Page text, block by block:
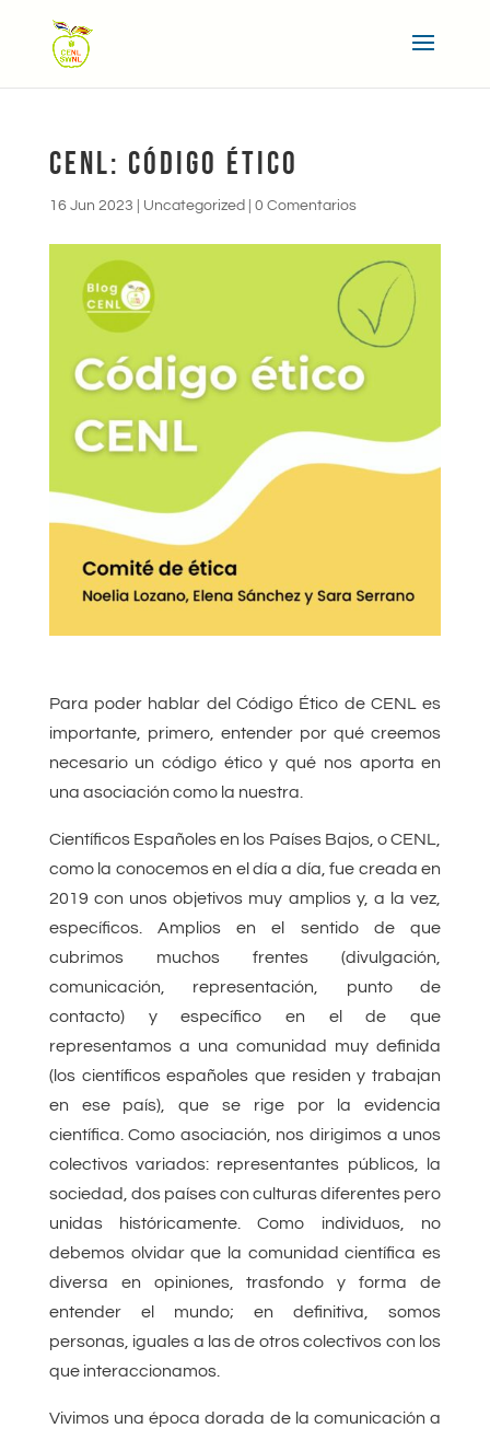
CENL: CÓDIGO ÉTICO
16 Jun 2023 Uncategorized 0 Comentarios
Para poder hablar del Código Ético de CENL es
importante, primero, entender por qué creemos
necesario un código ético y qué nos aporta en
una asociación como la nuestra.
Científicos Españoles en los Países Bajos, o CENL,
como la conocemos en el día a día, fue creada en
2019 con unos objetivos muy amplios y, a la vez,
específicos. Amplios en el sentido de que
cubrimos muchos frentes (divulgación,
comunicación, representación, punto de
contacto) y específico en el de que
representamos a una comunidad muy definida
(los científicos españoles que residen y trabajan
en ese país), que se rige por la evidencia
científica. Como asociación, nos dirigimos a unos
colectivos variados: representantes públicos, la
sociedad, dos países con culturas diferentes pero
unidas históricamente. Como individuos, no
debemos olvidar que la comunidad científica es
diversa en opiniones, trasfondo y forma de
entender el mundo; en definitiva, somos
personas, iguales a las de otros colectivos con los
que interaccionamos.
Vivimos una época dorada de la comunicación a